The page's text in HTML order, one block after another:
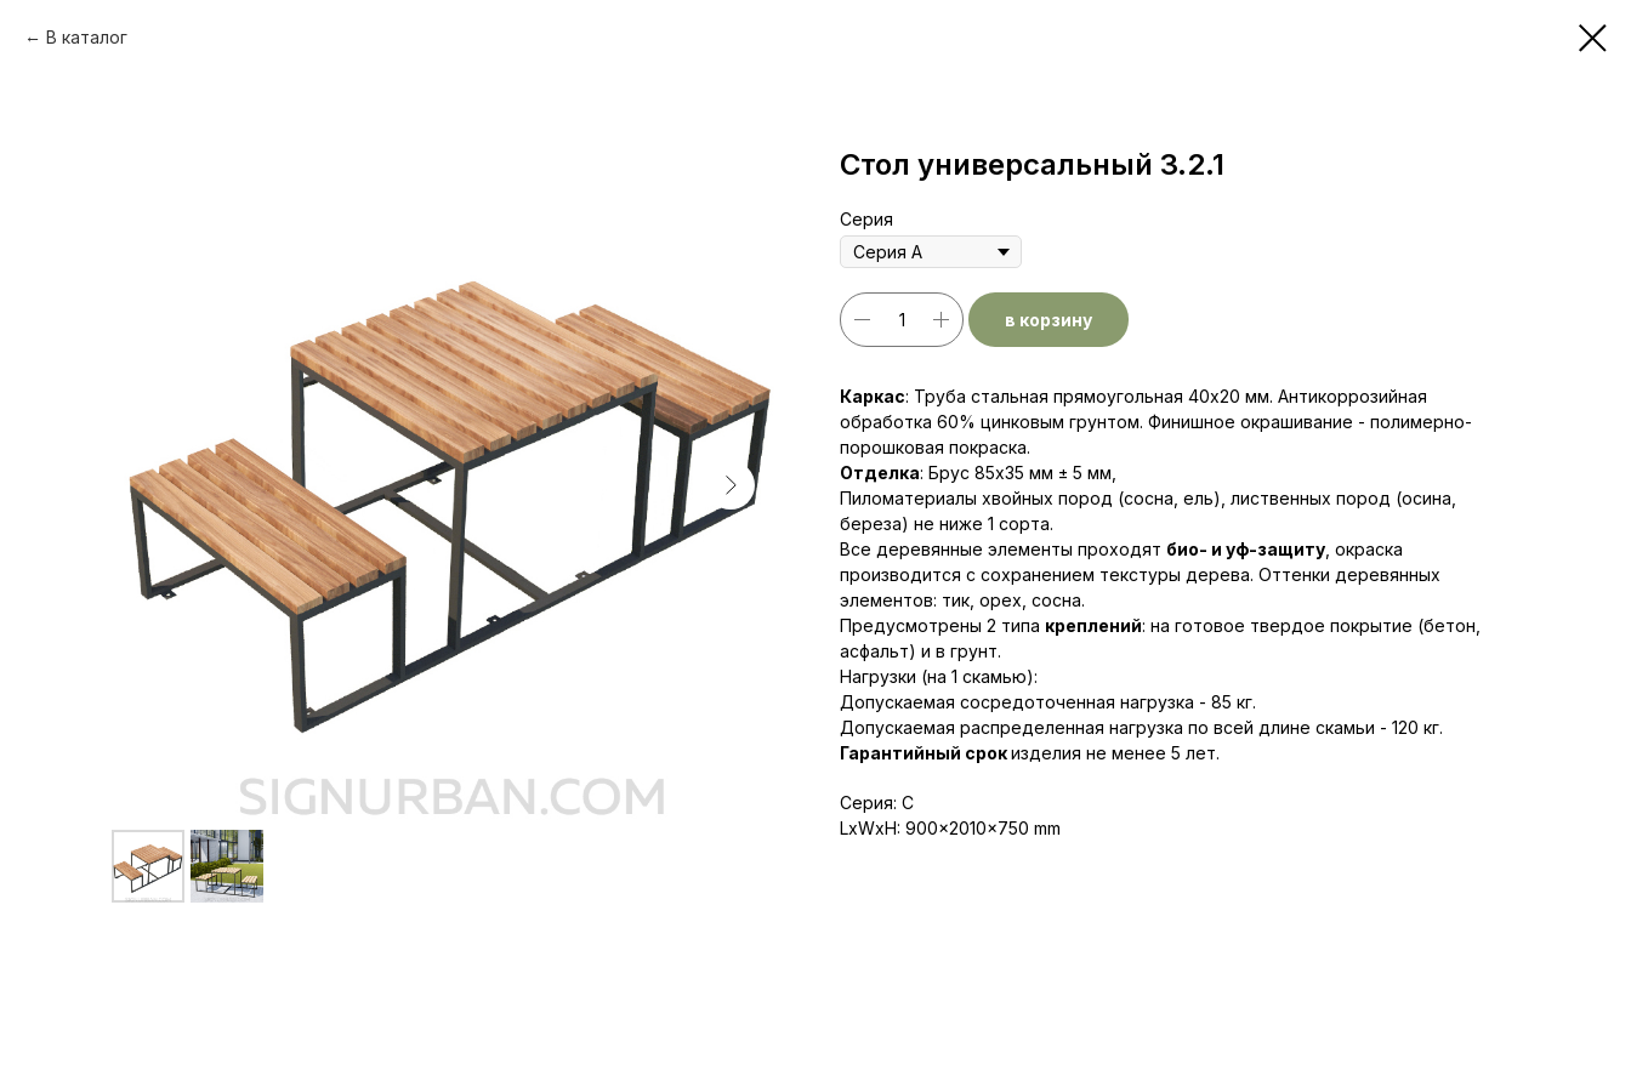
В каталог
Стол универсальный 3.2.1
Серия
в корзину
Каркас: Труба стальная прямоугольная 40x20 мм. Антикоррозийная
обработка 60% цинковым грунтом. Финишное окрашивание - полимерно-
порошковая покраска.
Отделка: Брус 85х35 мм ± 5 мм,
Пиломатериалы хвойных пород (сосна, ель), лиственных пород (осина,
береза) не ниже 1 со­рта.
Все деревянные элементы проходят био- и уф-защиту , окраска
производится с сохранением текстуры дерева. Оттенки деревянных
элементов: тик, орех, сосна.
Предусмотрены 2 типа креплений: на готовое твердое покрытие (бетон,
асфальт) и в грунт.
Нагрузки (на 1 скамью):
Допускаемая сосредоточенная нагрузка - 85 кг.
Допускаемая распределенная нагрузка по всей длине скамьи - 120 кг.
Гарантийный срокизделия не менее 5 лет.
Серия: C
LxWxH: 900x2010x750 mm